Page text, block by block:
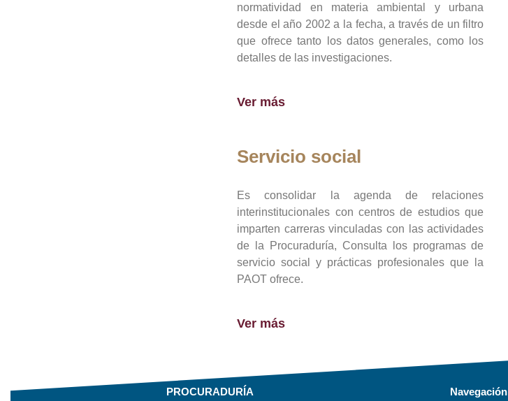
normatividad en materia ambiental y urbana
desde el año 2002 a la fecha, a través de un filtro
que ofrece tanto los datos generales, como los
detalles de las investigaciones.
Ver más
Servicio social
Es consolidar la agenda de relaciones
interinstitucionales con centros de estudios que
imparten carreras vinculadas con las actividades
de la Procuraduría, Consulta los programas de
servicio social y prácticas profesionales que la
PAOT ofrece.
Ver más
PROCURADURÍA Navegación